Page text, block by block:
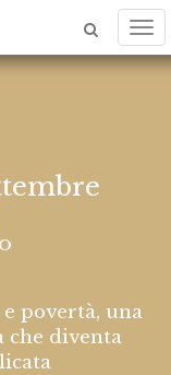
povertà, una
che diventa